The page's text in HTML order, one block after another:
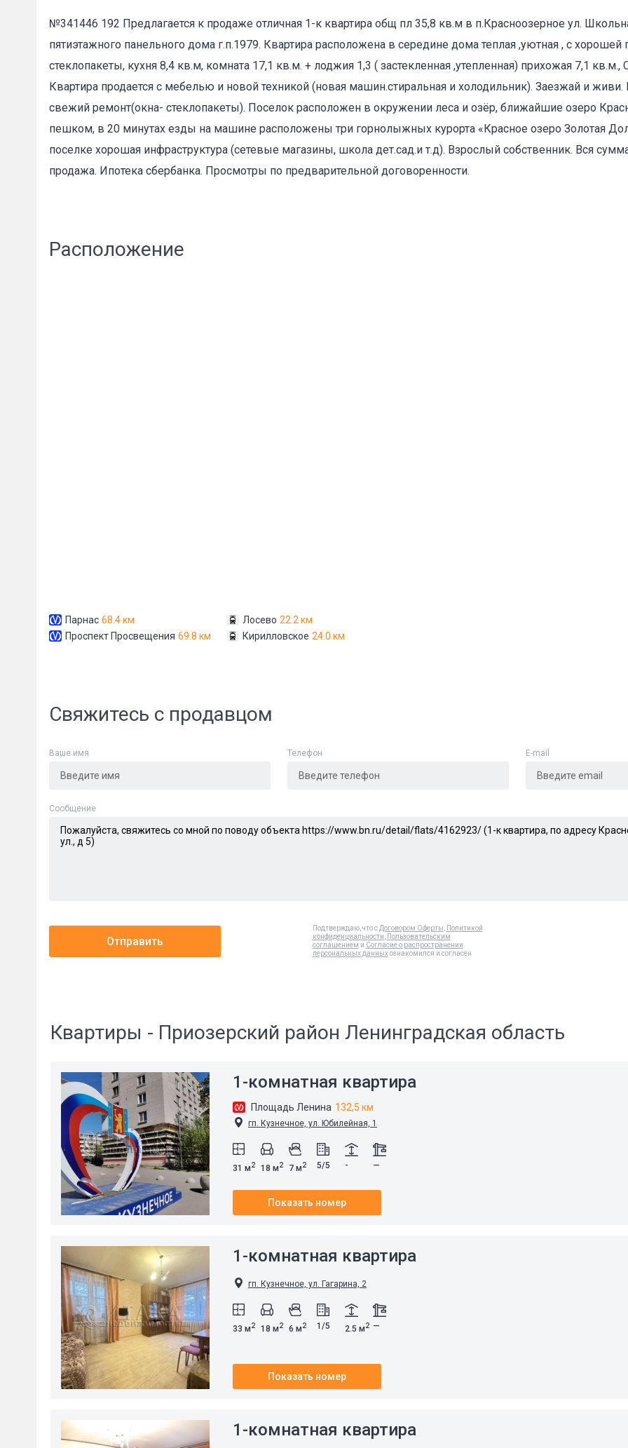
№341446 192 Предлагается к продаже отличная 1-к квартира общ пл 35,8 кв.м в п.Красноозерное ул.
пятиэтажного панельного дома г.п.1979. Квартира расположена в середине дома теплая ,уютная , с хорошей
стеклопакеты, кухня 8,4 кв.м, комната 17,1 кв.м. + лоджия 1,3 ( застекленная ,утепленная) прихожая 7,1
Квартира продается с мебелью и новой техникой (новая машин.стиральная и холодильник). Заезжай и
свежий ремонт(окна- стеклопакеты). Поселок расположен в окружении леса и озёр, ближайшие озеро
пешком, в 20 минутах езды на машине расположены три горнолыжных курорта «Красное озеро Золотая
поселке хорошая инфраструктура (сетевые магазины, школа дет.сад.и т.д). Взрослый собственник. Вся
продажа. Ипотека сбербанка. Просмотры по предварительной договоренности.
Расположение
Парнас 68.4 км
Проспект Просвещения 69.8 км
Лосево 22.2 км
Кирилловское 24.0 км
Свяжитесь с продавцом
Ваше имя Телефон E-mail
Cообщение
Отправить
Подтверждаю, что с Договором Оферты
Политикой
конфиденциальности
Пользовательским
соглашением и Согласие о распространении
персональных данныхознакомился и согласен
Квартиры - Приозерский район Ленинградская область
1-комнатная квартира
Площадь Ленина 132,5 км
гп. Кузнечное, ул. Юбилейная, 1
31 м2 18 м2 7 м2 5/5 - —
Показать номер
1-комнатная квартира
гп. Кузнечное, ул. Гагарина, 2
33 м2 18 м2 6 м2 1/5 2.5 м2 —
Показать номер
1-комнатная квартира
Сообщение *